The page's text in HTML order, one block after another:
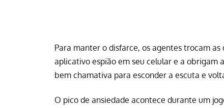
Para manter o disfarce, os agentes trocam
aplicativo espião em seu celular e a obrigam
bem chamativa para esconder a escuta e
O pico de ansiedade acontece durante um